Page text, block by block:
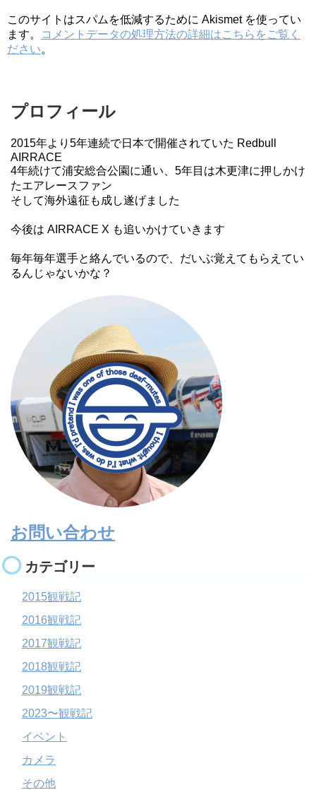
このサイトはスパムを低減するために Akismet を使ってい
ます。
コメントデータの処理方法の詳細はこちらをご覧く
ださい。
プロフィール
2015年より5年連続で日本で開催されていた Redbull
AIRRACE
4年続けて浦安総合公園に通い、5年目は木更津に押しかけ
たエアレースファン
そして海外遠征も成し遂げました
今後は AIRRACE X も追いかけていきます
毎年毎年選手と絡んでいるので、だいぶ覚えてもらえてい
るんじゃないかな？
お問い合わせ
カテゴリー
2015観戦記
2016観戦記
2017観戦記
2018観戦記
2019観戦記
2023〜観戦記
イベント
カメラ
その他